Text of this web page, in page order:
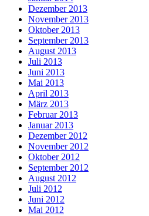
Dezember 2013
November 2013
Oktober 2013
September 2013
August 2013
Juli 2013
Juni 2013
Mai 2013
April 2013
März 2013
Februar 2013
Januar 2013
Dezember 2012
November 2012
Oktober 2012
September 2012
August 2012
Juli 2012
Juni 2012
Mai 2012